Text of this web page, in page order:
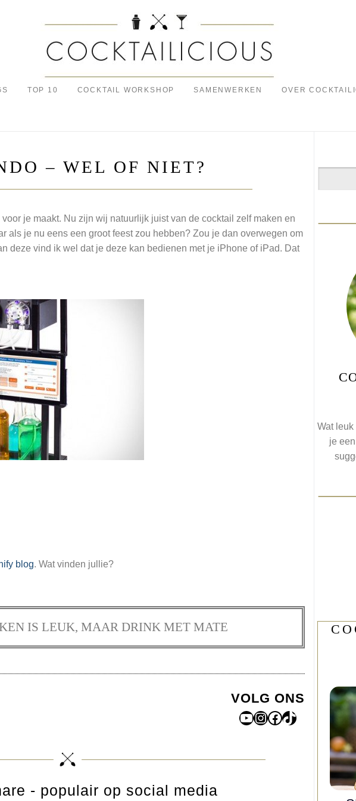
TOP 10 COCKTAIL WORKSHOP SAMENWERKEN OVER
– WEL OF NIET?
je maakt. Nu zijn wij natuurlijk juist van de cocktail zelf maken en
als je nu eens een groot feest zou hebben? Zou je dan overwegen om
deze vind ik wel dat je deze kan bedienen met je iPhone of iPad. Dat
blog. Wat vinden jullie?
IS LEUK, MAAR DRINK MET MATE
VOLG ONS
YouTube
Instagram
Facebook
TikTok
- populair op social media
Wat
je